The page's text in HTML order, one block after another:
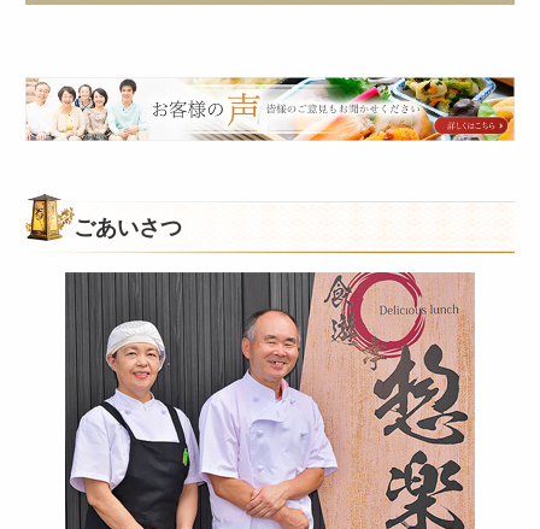
皆
様
意
見
い。
ごあいさつ